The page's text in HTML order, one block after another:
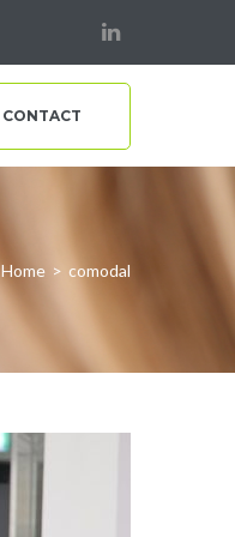
Linkedin
CONTACT
Home > comodal